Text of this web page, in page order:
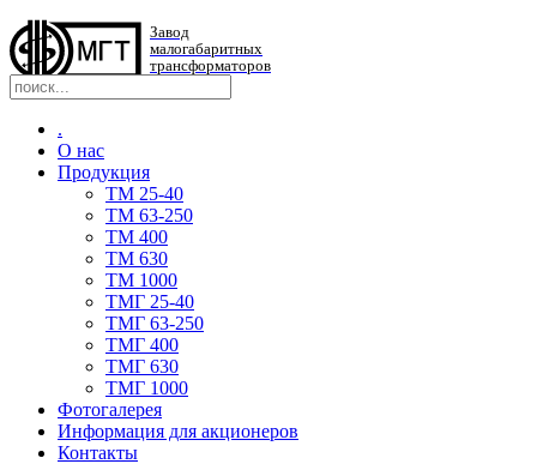
Завод
малогабаритных
трансформаторов
.
О нас
Продукция
TM 25-40
TM 63-250
ТМ 400
ТМ 630
ТМ 1000
TMГ 25-40
TMГ 63-250
ТМГ 400
ТМГ 630
ТМГ 1000
Фотогалерея
Информация для акционеров
Контакты